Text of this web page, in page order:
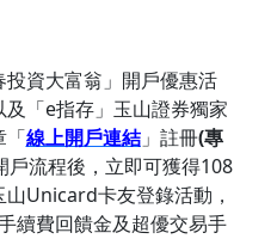
資大富翁」開戶優惠活
「e指存」玉山證券獨家
「線上開戶連結」註冊(專
戶流程後，立即可獲得108
Unicard卡友登錄活動，
續費回饋金及超優交易手